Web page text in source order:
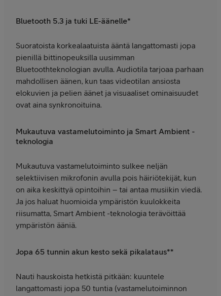
Bluetooth 5.3 ja tuki LE-äänelle*
Suoratoista korkealaatuista ääntä langattomasti jopa
pienillä bittinopeuksilla uusimman
Bluetoothteknologian avulla. Audiotila tarjoaa parhaan
mahdollisen äänen, kun taas videotilan ansiosta
elokuvien ja pelien äänet ja visuaaliset ominaisuudet
ovat aina synkronoituina.
Mukautuva vastamelutoiminto ja Smart Ambient -
teknologia
Mukautuva vastamelutoiminto sulkee neljän
selektiivisen mikrofonin avulla pois häiriötekijät, kun
on aika keskittyä opintoihin – tai antaa musiikin viedä.
Ja jos haluat huomioida ympäristön kuulokkeita
riisumatta, Smart Ambient -teknologia terävöittää
ympäristön ääniä.
Jopa 65 tunnin akun kesto sekä pikalataus**
Nauti hauskoista hetkistä pitkään: kuuntele
langattomasti jopa 50 tuntia (vastamelutoiminnon